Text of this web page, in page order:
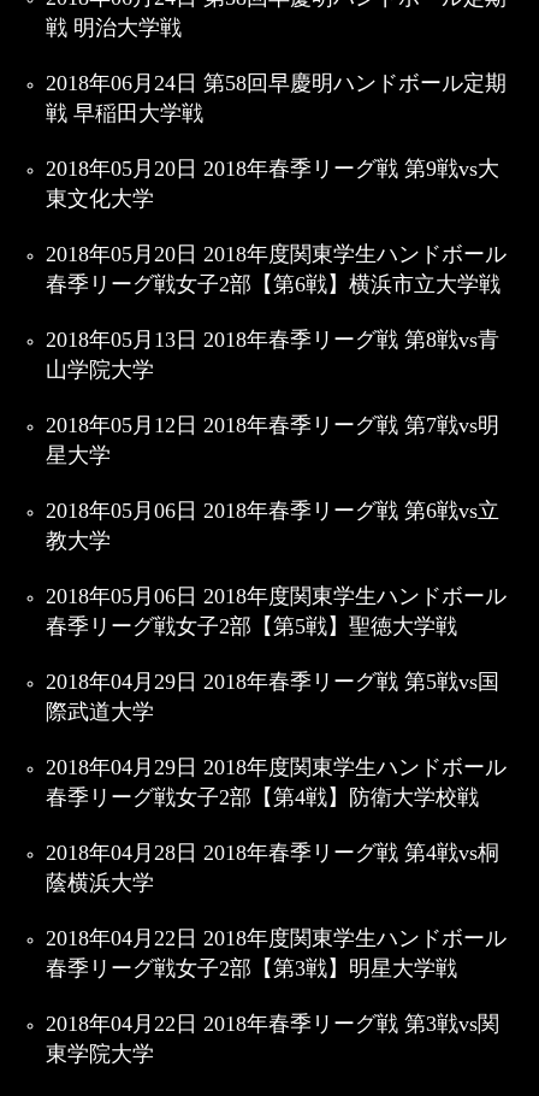
戦 明治大学戦
2018年06月24日 第58回早慶明ハンドボール定期
戦 早稲田大学戦
2018年05月20日 2018年春季リーグ戦 第9戦vs大
東文化大学
2018年05月20日 2018年度関東学生ハンドボール
春季リーグ戦女子2部【第6戦】横浜市立大学戦
2018年05月13日 2018年春季リーグ戦 第8戦vs青
山学院大学
2018年05月12日 2018年春季リーグ戦 第7戦vs明
星大学
2018年05月06日 2018年春季リーグ戦 第6戦vs立
教大学
2018年05月06日 2018年度関東学生ハンドボール
春季リーグ戦女子2部【第5戦】聖徳大学戦
2018年04月29日 2018年春季リーグ戦 第5戦vs国
際武道大学
2018年04月29日 2018年度関東学生ハンドボール
春季リーグ戦女子2部【第4戦】防衛大学校戦
2018年04月28日 2018年春季リーグ戦 第4戦vs桐
蔭横浜大学
2018年04月22日 2018年度関東学生ハンドボール
春季リーグ戦女子2部【第3戦】明星大学戦
2018年04月22日 2018年春季リーグ戦 第3戦vs関
東学院大学